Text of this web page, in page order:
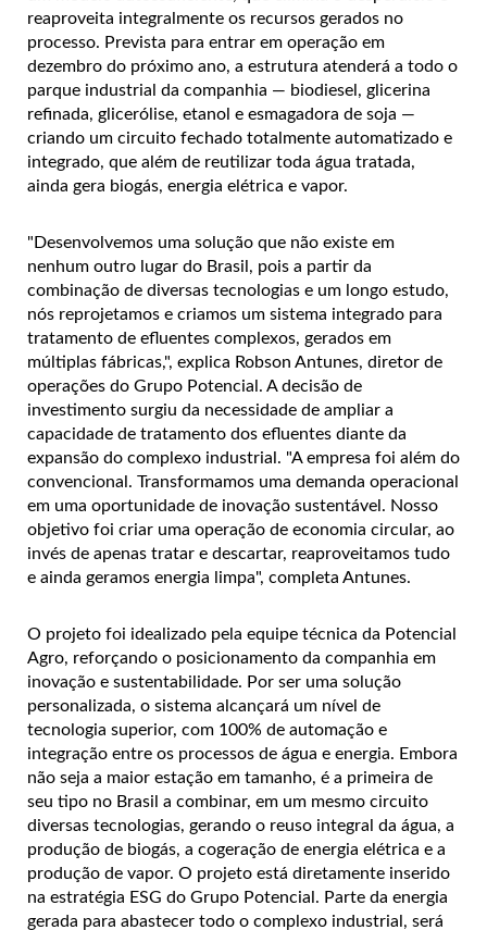
reaproveita integralmente os recursos gerados no
processo. Prevista para entrar em operação em
dezembro do próximo ano, a estrutura atenderá a todo o
parque industrial da companhia — biodiesel, glicerina
refinada, glicerólise, etanol e esmagadora de soja —
criando um circuito fechado totalmente automatizado e
integrado, que além de reutilizar toda água tratada,
ainda gera biogás, energia elétrica e vapor.
"Desenvolvemos uma solução que não existe em
nenhum outro lugar do Brasil, pois a partir da
combinação de diversas tecnologias e um longo estudo,
nós reprojetamos e criamos um sistema integrado para
tratamento de efluentes complexos, gerados em
múltiplas fábricas,", explica Robson Antunes, diretor de
operações do Grupo Potencial. A decisão de
investimento surgiu da necessidade de ampliar a
capacidade de tratamento dos efluentes diante da
expansão do complexo industrial. "A empresa foi além do
convencional. Transformamos uma demanda operacional
em uma oportunidade de inovação sustentável. Nosso
objetivo foi criar uma operação de economia circular, ao
invés de apenas tratar e descartar, reaproveitamos tudo
e ainda geramos energia limpa", completa Antunes.
O projeto foi idealizado pela equipe técnica da Potencial
Agro, reforçando o posicionamento da companhia em
inovação e sustentabilidade. Por ser uma solução
personalizada, o sistema alcançará um nível de
tecnologia superior, com 100% de automação e
integração entre os processos de água e energia. Embora
não seja a maior estação em tamanho, é a primeira de
seu tipo no Brasil a combinar, em um mesmo circuito
diversas tecnologias, gerando o reuso integral da água, a
produção de biogás, a cogeração de energia elétrica e a
produção de vapor. O projeto está diretamente inserido
na estratégia ESG do Grupo Potencial. Parte da energia
gerada para abastecer todo o complexo industrial, será